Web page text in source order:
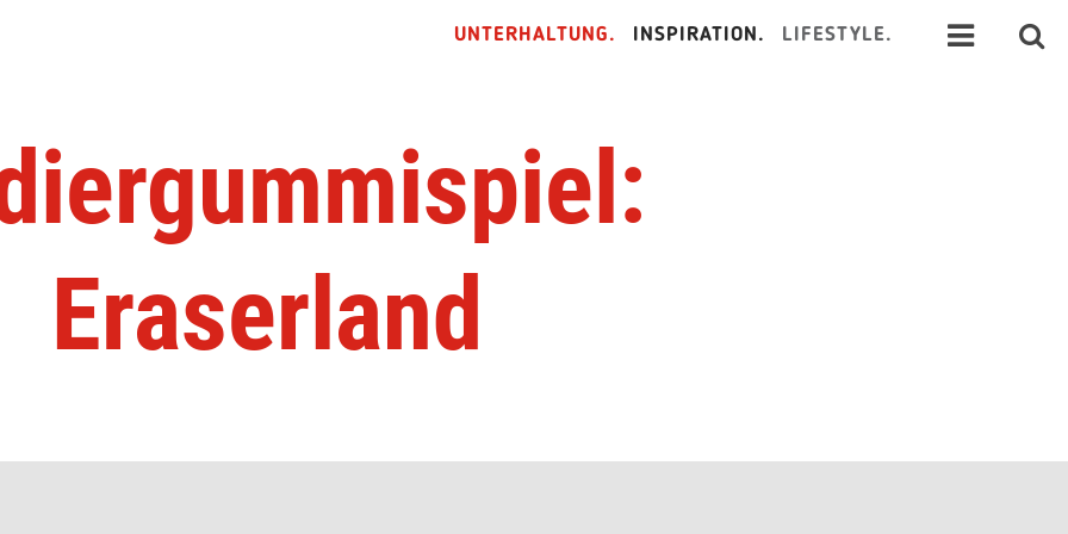
UNTERHALTUNG. INSPIRATION. LIFESTYLE.
Eraserland